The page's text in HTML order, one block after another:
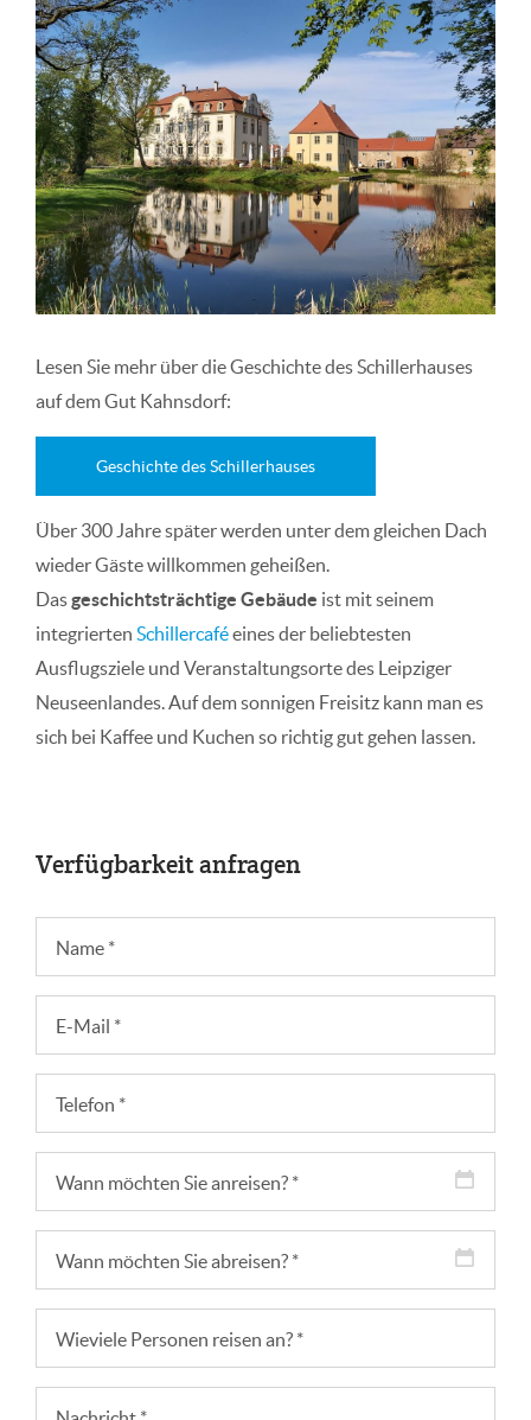
Lesen Sie mehr über die Geschichte des Schillerhauses
auf dem Gut Kahnsdorf:
Geschichte des Schillerhauses
Über 300 Jahre später werden unter dem gleichen Dach
wieder Gäste willkommen geheißen.
Dasgeschichtsträchtige Gebäude ist mit seinem
integrierten Schillercaféeines der beliebtesten
Ausflugsziele und Veranstaltungsorte des Leipziger
Neuseenlandes. Auf dem sonnigen Freisitz kann man es
sich bei Kaffee und Kuchen so richtig gut gehen lassen.
Verfügbarkeit anfragen
Name *
E-Mail *
Telefon *
Wann möchten Sie anreisen? *
Wann möchten Sie abreisen? *
Wieviele Personen reisen an? *